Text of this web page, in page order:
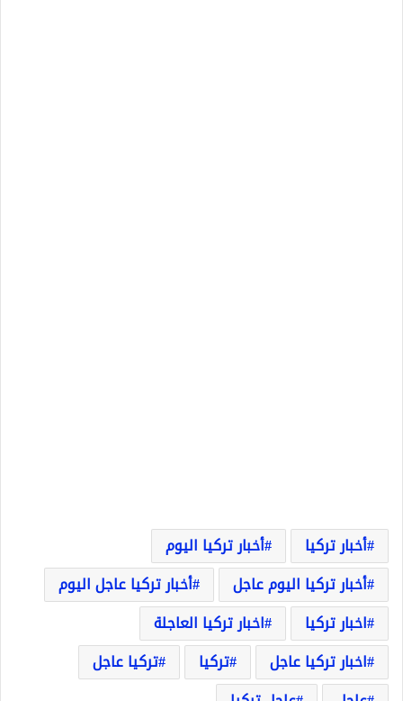
أخبار تركيا
أخبار تركيا اليوم
أخبار تركيا اليوم عاجل
أخبار تركيا عاجل اليوم
اخبار تركيا
اخبار تركيا العاجلة
اخبار تركيا عاجل
تركيا
تركيا عاجل